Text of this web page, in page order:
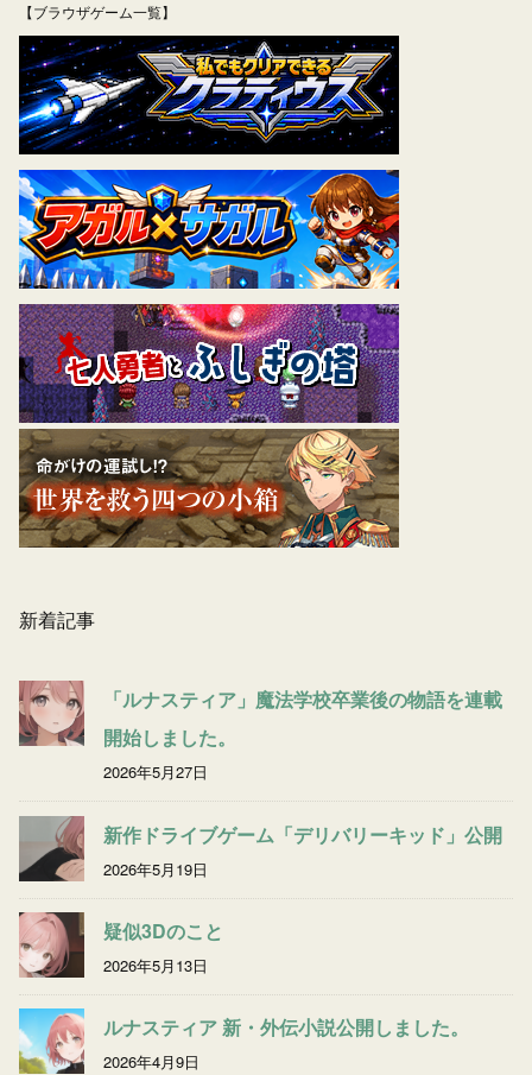
【ブラウザゲーム一覧】
新着記事
「ルナスティア」魔法学校卒業後の物語を連載
開始しました。
2026年5月27日
新作ドライブゲーム「デリバリーキッド」公開
2026年5月19日
疑似3Dのこと
2026年5月13日
ルナスティア 新・外伝小説公開しました。
2026年4月9日